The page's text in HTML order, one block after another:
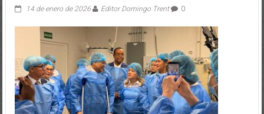
14 de enero de 2026 Editor Domingo Trent 0